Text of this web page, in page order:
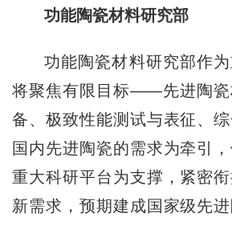
功能陶瓷材料研究部
功能陶瓷材料研究部作为
将聚焦有限目标——先进陶瓷
备、极致性能测试与表征、
国内先进陶瓷的需求为牵引
重大科研平台为支撑，紧密
新需求，预期建成国家级先